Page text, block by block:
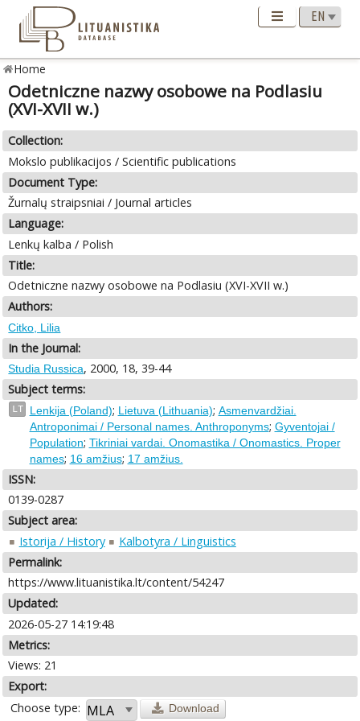
Home
Odetniczne nazwy osobowe na Podlasiu
(XVI-XVII w.)
Collection:
Mokslo publikacijos / Scientific publications
Document Type:
Žurnalų straipsniai / Journal articles
Language:
Lenkų kalba / Polish
Title:
Odetniczne nazwy osobowe na Podlasiu (XVI-XVII w.)
Authors:
Citko, Lilia
In the Journal:
Studia Russica, 2000, 18, 39-44
Subject terms:
LT Lenkija (Poland); Lietuva (Lithuania); Asmenvardžiai.
Antroponimai / Personal names. Anthroponyms; Gyventojai /
Population; Tikriniai vardai. Onomastika / Onomastics. Proper
names; 16 amžius; 17 amžius.
ISSN:
0139-0287
Subject area:
Istorija / History
Kalbotyra / Linguistics
Permalink:
https://www.lituanistika.lt/content/54247
Updated:
2026-05-27 14:19:48
Metrics:
Views: 21
Export:
Choose type:
Download